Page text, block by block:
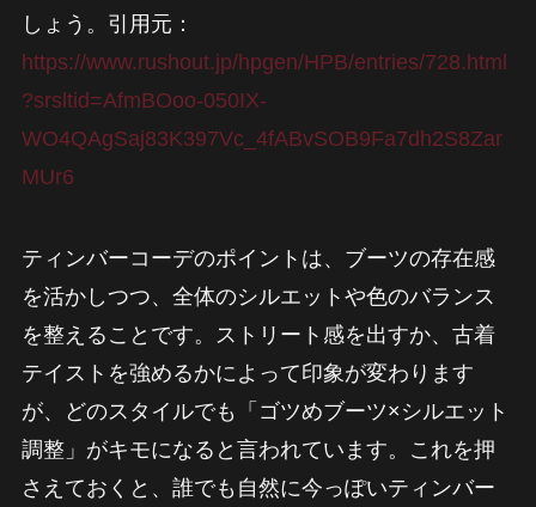
しょう。引用元：
https://www.rushout.jp/hpgen/HPB/entries/728.html
?srsltid=AfmBOoo-050IX-
WO4QAgSaj83K397Vc_4fABvSOB9Fa7dh2S8Zar
MUr6
ティンバーコーデのポイントは、ブーツの存在感
を活かしつつ、全体のシルエットや色のバランス
を整えることです。ストリート感を出すか、古着
テイストを強めるかによって印象が変わります
が、どのスタイルでも「ゴツめブーツ×シルエット
調整」がキモになると言われています。これを押
さえておくと、誰でも自然に今っぽいティンバー